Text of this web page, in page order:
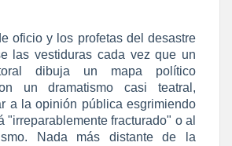
oficio y los profetas del desastre
las vestiduras cada vez que un
dibuja un mapa político
un dramatismo casi teatral,
a la opinión pública esgrimiendo
"irreparablemente fracturado" o al
Nada más distante de la